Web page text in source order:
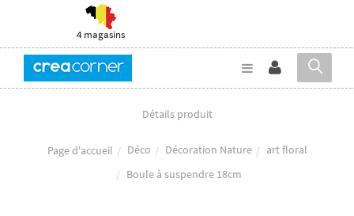
4 magasins
Détails produit
Page d'accueil Déco Décoration Nature
art floral
Boule à suspendre 18cm